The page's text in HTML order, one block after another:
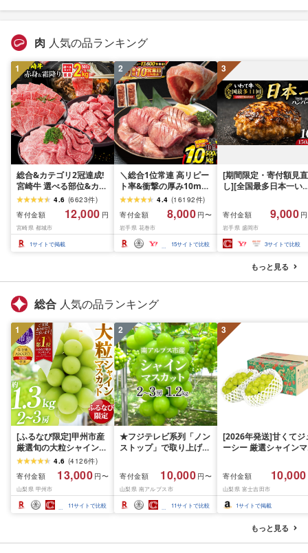
肉 人気の品ランキング
1
総合&カテゴリ2冠達成!
宮崎牛 選べる部位&カッ
ト (赤身&霜降り)or(赤身
のみ) 500g 1kg 2kg[発
送時期が選べる] 牛肉 焼
肉 すき焼き しゃぶしゃ
ぶ ステーキ ギフト お中
4.6 (6623件)
寄付金額
12,000 円
宮崎県 都城市
1サイトで掲載
2
＼総合1位常連 高リピー
ト率&衝撃の厚み10mm
厚切り牛タン 塩味/ ≪ス
ピード発送!!10営業日以
内発送≫ 選べる内容量
500g / 1kg 定期便 毎月
届く 牛肉 肉 BBQ ふるさ
と 人気 ランキング 岩手
4.4 (16192件)
寄付金額
8,000 円〜
岩手県 花巻市
15サイトで比較
3
[期間限定・寄付額見直
し][全国最多日本一い
1.5kg(150g×10個) い
て牛 × 岩中豚 ハンバー
グ 合挽き 合い挽き 黒
和牛 人気 冷凍 個包装
分け 冷凍 牛肉 豚肉 和
ビーフ ポーク はんば
ぐ 挽肉 お肉 ミンチ 肉
お弁当 hannba-gu ラ
寄付金額 9,000
岩手県 盛岡市
3サイトで比較
もっと見る
総合 人気の品ランキング
1
[ふるなび限定]甲州市産
厳選旬の大粒シャインマ
スカット 約1.3kg 2〜3
房[2026年発送]
(MG)B12-472 FN-
Limited-VO シャインマ
スカット フルーツ
4.6 (4126件)
寄付金額
13,000 円〜
山梨県 甲州市
11サイトで比較
2
★フジテレビ系列「ノン
ストップ」で取り上げら
先行予約]南アルプス市
産シャインマスカット
1.2kg以上(2〜3房)ふる
さと納税 おすすめ 山梨
県 南アルプス市 送料無
寄付金額 10,000 円〜
山梨県 南アルプス市
11サイトで比較
3
[2026年発送]甘くてジ
ーシー 厳選シャインマ
月前半(1〜15日)から
月下旬までの発送) フ
ーツ ぶどう 果物 山梨
産 2026 旬 大粒 高級
寄付金額 10,000
山梨県 富士吉田市
1サイトで掲載
もっと見る